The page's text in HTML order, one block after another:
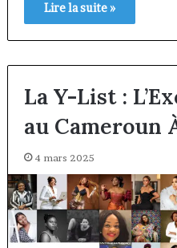
Lire la suite »
La Y-List :
au Cameroun
4 mars 2025